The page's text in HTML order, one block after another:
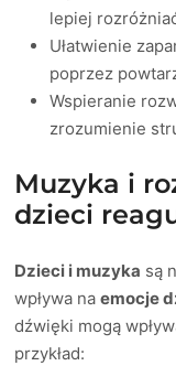
lepiej
Ułatwienie
poprzez
Wspieranie
zrozumienie
Muzyka i
dzieci
Dzieci i muzyka są
wpływa naemocje
dźwięki mogą
przykład: